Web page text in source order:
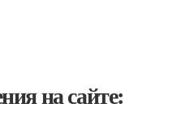
на сайте: